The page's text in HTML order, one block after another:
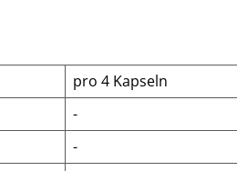
pro 4 Kapseln
-
-